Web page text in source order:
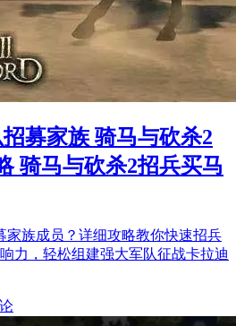
募家族 骑马与砍杀2
骑马与砍杀2招兵买马
家族成员？详细攻略教你快速招兵
力，轻松组建强大军队征战卡拉迪